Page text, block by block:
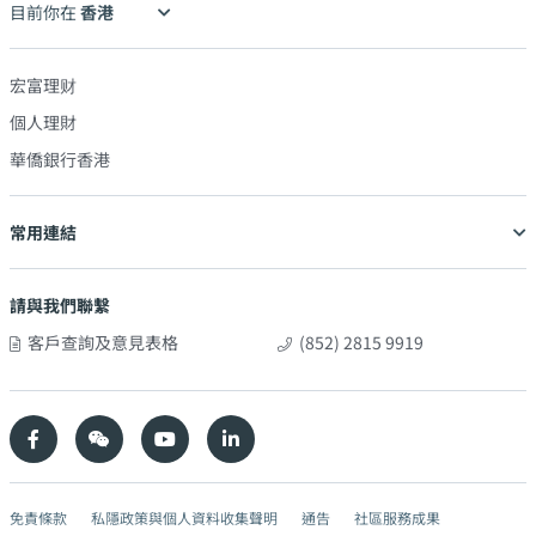
目前你在
宏富理财
個人理財
華僑銀行香港
常用連結
請與我們聯繫
客戶查詢及意見表格
(852) 2815 9919
免責條款 私隱政策與個人資料收集聲明 通告 社區服務成果